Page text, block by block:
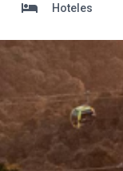
Hoteles